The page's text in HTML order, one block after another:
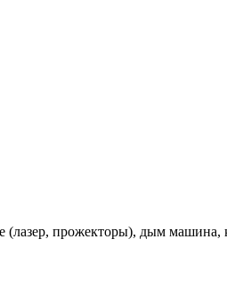
(лазер, прожекторы), дым машина,